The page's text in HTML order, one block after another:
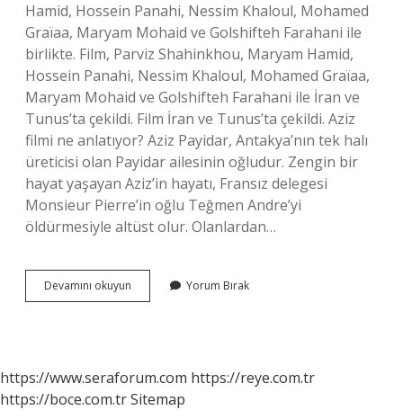
Hamid, Hossein Panahi, Nessim Khaloul, Mohamed
Graïaa, Maryam Mohaid ve Golshifteh Farahani ile
birlikte. Film, Parviz Shahinkhou, Maryam Hamid,
Hossein Panahi, Nessim Khaloul, Mohamed Graïaa,
Maryam Mohaid ve Golshifteh Farahani ile İran ve
Tunus’ta çekildi. Film İran ve Tunus’ta çekildi. Aziz
filmi ne anlatıyor? Aziz Payidar, Antakya’nın tek halı
üreticisi olan Payidar ailesinin oğludur. Zengin bir
hayat yaşayan Aziz’in hayatı, Fransız delegesi
Monsieur Pierre’in oğlu Teğmen Andre’yi
öldürmesiyle altüst olur. Olanlardan…
Devamını okuyun
Filmi
Yorum Bırak
https://www.seraforum.com https://reye.com.tr
https://boce.com.trSitemap